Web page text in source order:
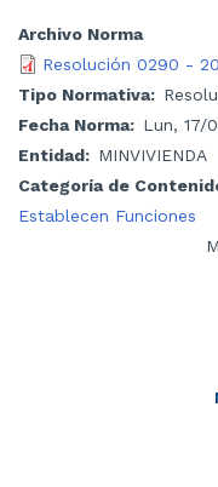
Archivo Norma
Resolución 0290 -
Tipo Normativa
Fecha Norma
Lun, 17/
Entidad
MINVIVIENDA
Categoría de
Establecen Funciones